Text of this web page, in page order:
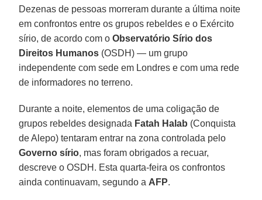
Dezenas de pessoas morreram durante a última noite
em confrontos entre os grupos rebeldes e o Exército
sírio, de acordo com o Observatório Sírio dos
Direitos Humanos (OSDH) — um grupo
independente com sede em Londres e com uma rede
de informadores no terreno.
Durante a noite, elementos de uma coligação de
grupos rebeldes designada Fatah Halab (Conquista
de Alepo) tentaram entrar na zona controlada pelo
Governo sírio, mas foram obrigados a recuar,
descreve o OSDH. Esta quarta-feira os confrontos
ainda continuavam, segundo a AFP.